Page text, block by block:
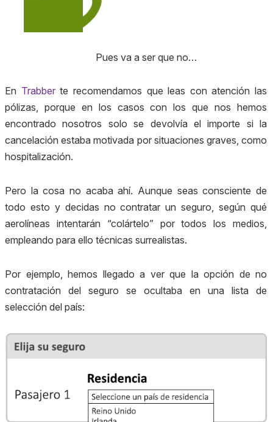
Pues va a ser que no…
En Trabberte recomendamos que leas con atención las
pólizas, porque en los casos con los que nos hemos
encontrado nosotros solo se devolvía el importe si la
cancelación estaba motivada por situaciones graves, como
hospitalización.
Pero la cosa no acaba ahí. Aunque seas consciente de
todo esto y decidas no contratar un seguro, según qué
aerolíneas intentarán “colártelo” por todos los medios,
empleando para ello técnicas surrealistas.
Por ejemplo, hemos llegado a ver que la opción de no
contratación del seguro se ocultaba en una lista de
selección del país: